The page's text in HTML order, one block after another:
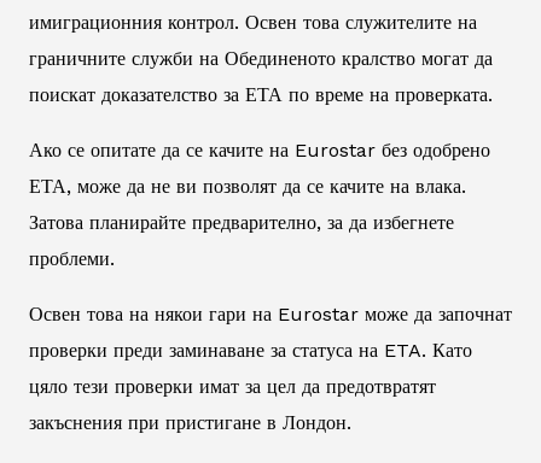
имиграционния контрол. Освен това служителите на
граничните служби на Обединеното кралство могат да
поискат доказателство за ЕТА по време на проверката.
Ако се опитате да се качите на Eurostar без одобрено
ЕТА, може да не ви позволят да се качите на влака.
Затова планирайте предварително, за да избегнете
проблеми.
Освен това на някои гари на Eurostar може да започнат
проверки преди заминаване за статуса на ETA. Като
цяло тези проверки имат за цел да предотвратят
закъснения при пристигане в Лондон.